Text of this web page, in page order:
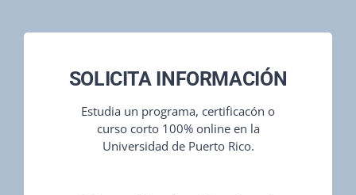
SOLICITA INFORMACIÓN
Estudia un programa, certificacón o
curso corto 100% online en la
Universidad de Puerto Rico.